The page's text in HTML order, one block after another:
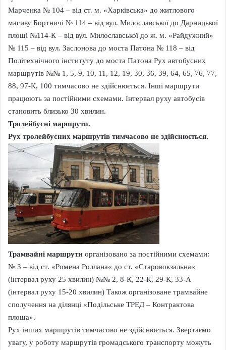
Марченка № 104 – від ст. м. «Харківська» до житлового
масиву Бортничі № 114 – від вул. Милославської до Дарницької
площі №114-К – від вул. Милославської до ж. м. «Райдужний»
№ 115 – від вул. Заслонова до моста Патона № 118 – від
Політехнічного інституту до моста Патона Рух автобусних
маршрутів №№ 1, 5, 9, 10, 11, 12, 19, 30, 36, 39, 64, 65, 76, 77,
88, 97-К, 100 тимчасово не здійснюється. Інші маршрути
працюють за постійними схемами. Інтервал руху автобусів
становить близько 30 хвилин.
Тролейбусні маршрути.
Рух тролейбусних маршрутів тимчасово не здійснюється.
Трамвайні маршрути організовано за постійними схемами:
№ 3 – від ст. «Ромена Роллана« до ст. «Старовокзальна«
(інтервал руху 25 хвилин) №№ 2, 8-К, 22-К, 29-К, 33-А
(інтервал руху 15-20 хвилин) Також організоване трамвайне
сполучення на ділянці «Подільське ТРЕД – Контрактова
площа».
Рух інших маршрутів тимчасово не здійснюється. Звертаємо
увагу, у роботу маршрутів громадського транспорту можуть